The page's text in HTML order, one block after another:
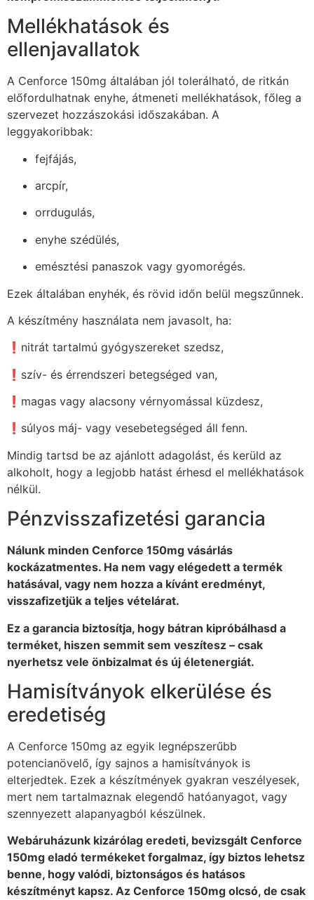
Mellékhatások és
ellenjavallatok
A Cenforce 150mg általában jól tolerálható, de ritkán
előfordulhatnak enyhe, átmeneti mellékhatások, főleg a
szervezet hozzászokási időszakában. A
leggyakoribbak:
fejfájás,
arcpír,
orrdugulás,
enyhe szédülés,
emésztési panaszok vagy gyomorégés.
Ezek általában enyhék, és rövid időn belül megszűnnek.
A készítmény használata nem javasolt, ha:
❗nitrát tartalmú gyógyszereket szedsz,
❗szív- és érrendszeri betegséged van,
❗magas vagy alacsony vérnyomással küzdesz,
❗súlyos máj- vagy vesebetegséged áll fenn.
Mindig tartsd be az ajánlott adagolást, és kerüld az
alkoholt, hogy a legjobb hatást érhesd el mellékhatások
nélkül.
Pénzvisszafizetési garancia
Nálunk minden Cenforce 150mg vásárlás
kockázatmentes. Ha nem vagy elégedett a termék
hatásával, vagy nem hozza a kívánt eredményt,
visszafizetjük a teljes vételárat.
Ez a garancia biztosítja, hogy bátran kipróbálhasd a
terméket, hiszen semmit sem veszítesz – csak
nyerhetsz vele önbizalmat és új életenergiát.
Hamisítványok elkerülése és
eredetiség
A Cenforce 150mg az egyik legnépszerűbb
potencianövelő, így sajnos a hamisítványok is
elterjedtek. Ezek a készítmények gyakran veszélyesek,
mert nem tartalmaznak elegendő hatóanyagot, vagy
szennyezett alapanyagból készülnek.
Webáruházunk kizárólag eredeti, bevizsgált Cenforce
150mg eladó termékeket forgalmaz, így biztos lehetsz
benne, hogy valódi, biztonságos és hatásos
készítményt kapsz. Az Cenforce 150mg olcsó, de csak